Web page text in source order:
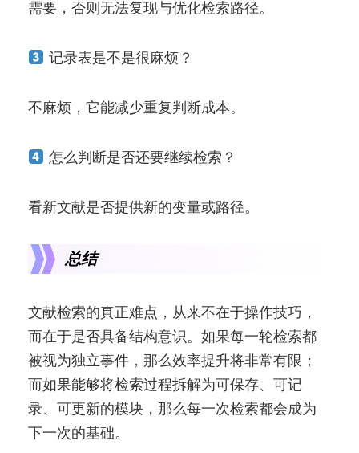
需要，否则无法复现与优化检索路径。
记录表是不是很麻烦？
不麻烦，它能减少重复判断成本。
怎么判断是否还要继续检索？
看新文献是否提供新的变量或路径。
总结
文献检索的真正难点，从来不在于操作技巧，
而在于是否具备结构意识。如果每一轮检索都
被视为独立事件，那么效率提升将非常有限；
而如果能够将检索过程拆解为可保存、可记
录、可更新的模块，那么每一次检索都会成为
下一次的基础。